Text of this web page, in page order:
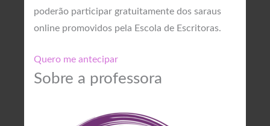
poderão participar gratuitamente dos saraus
online promovidos pela Escola de Escritoras.
Quero me antecipar
Sobre a professora